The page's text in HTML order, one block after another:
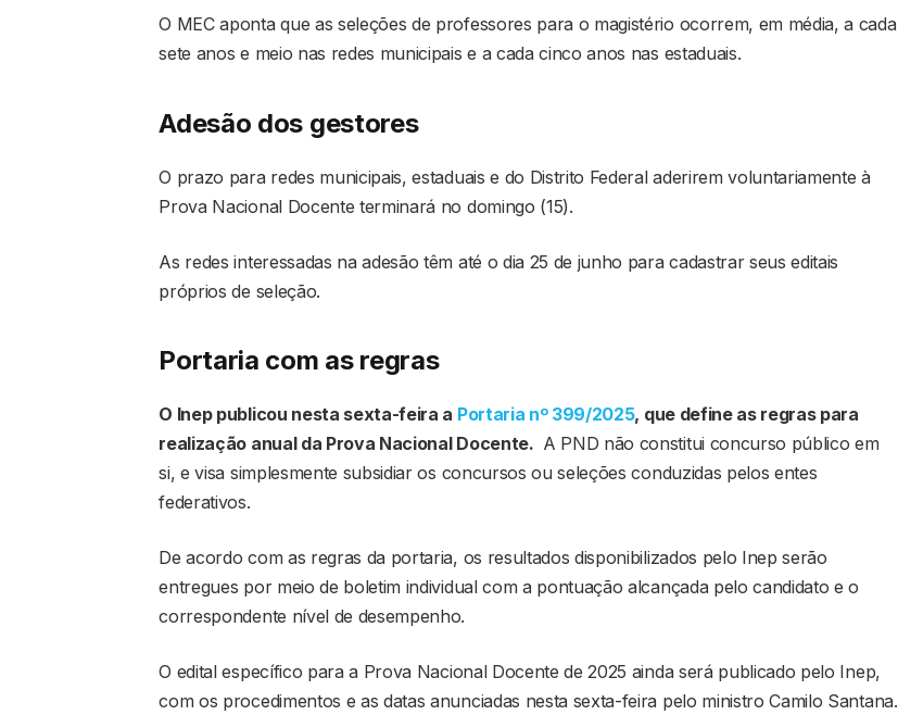
O MEC aponta que as seleções de professores para o magistério ocorrem, em média, a cada
sete anos e meio nas redes municipais e a cada cinco anos nas estaduais.
Adesão dos gestores
O prazo para redes municipais, estaduais e do Distrito Federal aderirem voluntariamente à
Prova Nacional Docente terminará no domingo (15).
As redes interessadas na adesão têm até o dia 25 de junho para cadastrar seus editais
próprios de seleção.
Portaria com as regras
O Inep publicou nesta sexta-feira a Portaria nº 399/2025, que define as regras para
realização anual da Prova Nacional Docente. A PND não constitui concurso público em
si, e visa simplesmente subsidiar os concursos ou seleções conduzidas pelos entes
federativos.
De acordo com as regras da portaria, os resultados disponibilizados pelo Inep serão
entregues por meio de boletim individual com a pontuação alcançada pelo candidato e o
correspondente nível de desempenho.
O edital específico para a Prova Nacional Docente de 2025 ainda será publicado pelo Inep,
com os procedimentos e as datas anunciadas nesta sexta-feira pelo ministro Camilo Santana.